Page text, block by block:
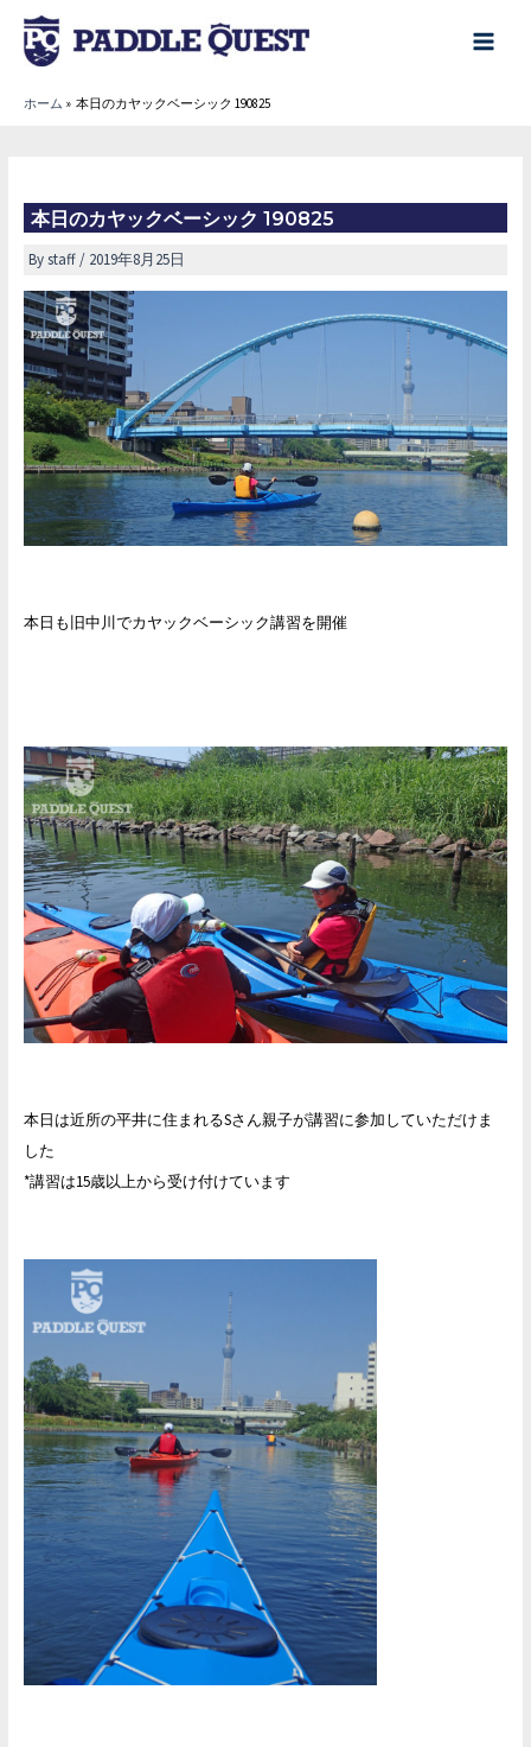
main
ホーム 本日のカヤックベーシック 190825
本日のカヤックベーシック 190825
Bystaff/ 2019年8月25日
本日も旧中川でカヤックベーシック講習を開催
本日は近所の平井に住まれるSさん親子が講習に参加していただけま
した
*講習は15歳以上から受け付けています